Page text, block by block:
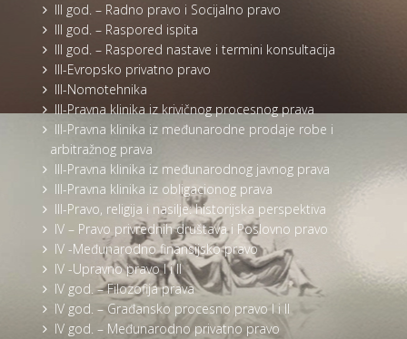
III god. – Radno pravo i Socijalno pravo
III god. – Raspored ispita
III god. – Raspored nastave i termini konsultacija
III-Evropsko privatno pravo
III-Nomotehnika
III-Pravna klinika iz krivičnog procesnog prava
III-Pravna klinika iz međunarodne prodaje robe i
arbitražnog prava
III-Pravna klinika iz međunarodnog javnog prava
III-Pravna klinika iz obligacionog prava
III-Pravo, religija i nasilje: historijska perspektiva
IV – Pravo privrednih društava i Poslovno pravo
IV -Međunarodno finansijsko pravo
IV -Upravno pravo I i II
IV god. – Filozofija prava
IV god. – Građansko procesno pravo I i II
IV god. – Međunarodno privatno pravo